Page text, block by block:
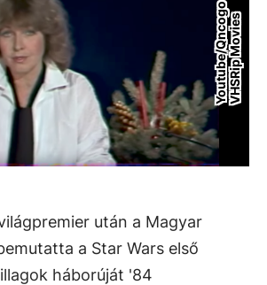
Y
o
u
t
u
b
e
/
Q
n
c
o
g
o
V
H
S
R
i
p
M
o
v
i
es
után a Magyar
a Star Wars első
háborúját '84